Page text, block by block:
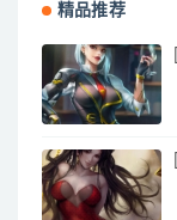
精品推荐